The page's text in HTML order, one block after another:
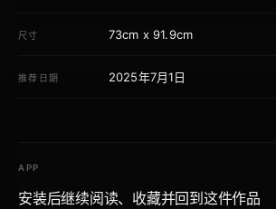
尺寸 73cm x 91.9cm
推荐日期 2025年7月1日
APP
安装后继续阅读、收藏并回到这件作品